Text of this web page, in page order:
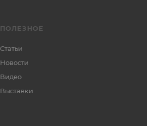
ПОЛЕЗНОЕ
Статьи
Новости
Видео
Выставки